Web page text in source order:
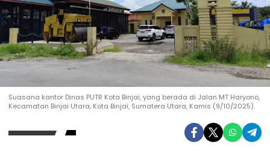
Suasana kantor Dinas PUTR Kota Binjai, yang berada di Jalan MT Haryono,
Kecamatan Binjai Utara, Kota Binjai, Sumatera Utara, Kamis (9/10/2025).